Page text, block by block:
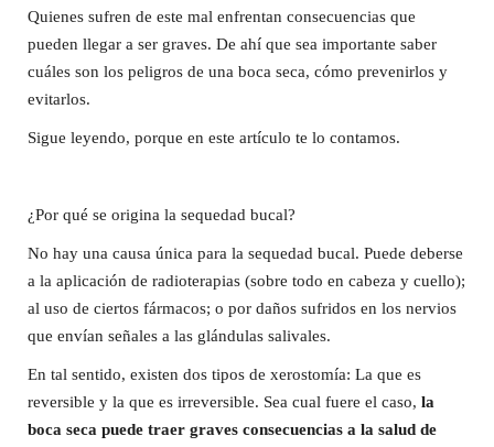
Quienes sufren de este mal enfrentan consecuencias que
pueden llegar a ser graves. De ahí que sea importante saber
cuáles son los peligros de una boca seca, cómo prevenirlos y
evitarlos.
Sigue leyendo, porque en este artículo te lo contamos.
¿Por qué se origina la sequedad bucal?
No hay una causa única para la sequedad bucal. Puede deberse
a la aplicación de radioterapias (sobre todo en cabeza y cuello);
al uso de ciertos fármacos; o por daños sufridos en los nervios
que envían señales a las glándulas salivales.
En tal sentido, existen dos tipos de xerostomía: La que es
reversible y la que es irreversible. Sea cual fuere el caso, la
boca seca puede traer graves consecuencias a la salud de